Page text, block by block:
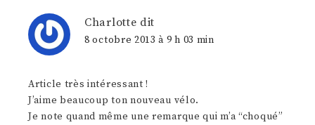
Charlotte dit
8 octobre 2013 à 9 h 03 min
Article très intéressant !
J’aime beaucoup ton nouveau vélo.
Je note quand même une remarque qui m’a “choqué”